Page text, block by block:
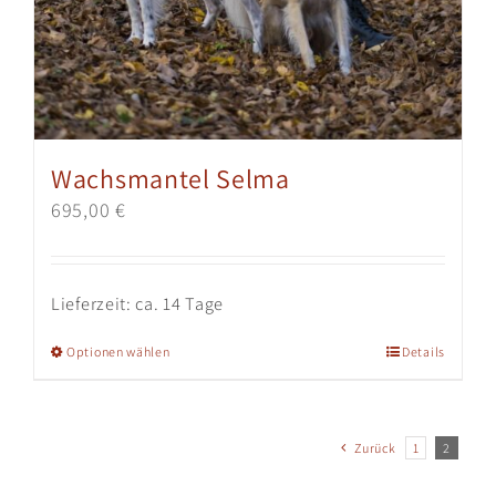
Wachsmantel Selma
695,00 €
Lieferzeit:ca. 14 Tage
Optionen wählenDieses
Details
Zurück 1 2